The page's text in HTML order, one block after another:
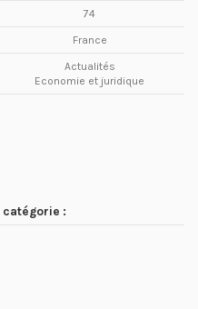
74
France
Actualités
Economie et juridique
: